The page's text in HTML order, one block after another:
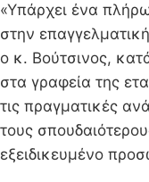
«Υπάρχει ένα
στην
ο κ. Βούτσινος,
στα γραφεία της
τις πραγματικές
τους
εξειδικευμένο